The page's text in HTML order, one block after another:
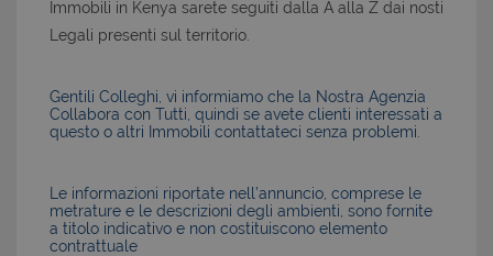
Immobili in Kenya sarete seguiti dalla A alla Z dai nosti
Legali presenti sul territorio.
Gentili Colleghi, vi informiamo che la Nostra Agenzia
Collabora con Tutti, quindi se avete clienti interessati a
questo o altri Immobili contattateci senza problemi.
Le informazioni riportate nell’annuncio, comprese le
metrature e le descrizioni degli ambienti, sono fornite
a titolo indicativo e non costituiscono elemento
contrattuale